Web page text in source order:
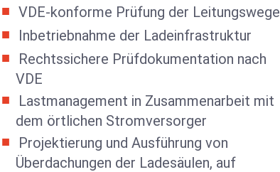
VDE-konforme Prüfung der Leitungswege
Inbetriebnahme der Ladeinfrastruktur
Rechtssichere Prüfdokumentation nach
VDE
Lastmanagement in Zusammenarbeit mit
dem örtlichen Stromversorger
Projektierung und Ausführung von
Überdachungen der Ladesäulen, auf